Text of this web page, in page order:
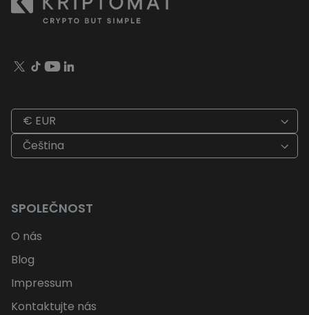
€ EUR
Čeština
SPOLEČNOST
O nás
Blog
Impressum
Kontaktujte nás